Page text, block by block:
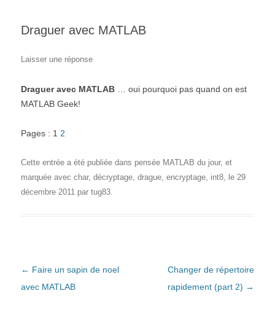
Draguer avec MATLAB
Laisser une réponse
Draguer avec MATLAB … oui pourquoi pas quand on est
MATLAB Geek!
Pages : 1 2
Cette entrée a été publiée dans pensée MATLAB du jour, et
marquée avec char, décryptage, drague, encryptage, int8, le 29
décembre 2011 par tug83.
Navigation des articles
← Faire un sapin de noel
avec MATLAB
Changer de répertoire
rapidement (part 2) →